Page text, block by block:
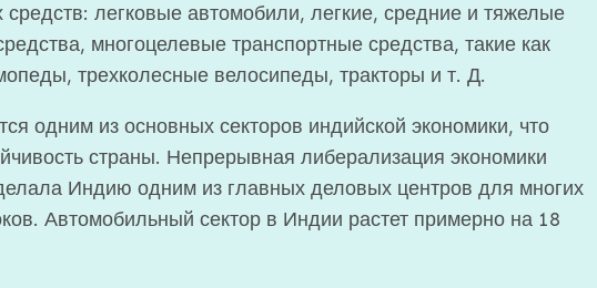
средств: легковые автомобили, легкие, средние и тяжелые
многоцелевые транспортные средства, такие как
трехколесные велосипеды, тракторы и т. Д.
одним из основных секторов индийской экономики, что
страны. Непрерывная либерализация экономики
Индию одним из главных деловых центров для многих
Автомобильный сектор в Индии растет примерно на 18